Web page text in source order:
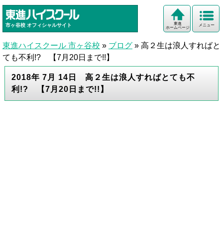
市ヶ谷校 オフィシャルサイト メニュー
東進
ホームページ
東進ハイスクール 市ヶ谷校 » ブログ » 高２生は浪人すればと
ても不利!? 【7月20日まで!!】
2018年 7月 14日 高２生は浪人すればとても不
利!? 【7月20日まで!!】